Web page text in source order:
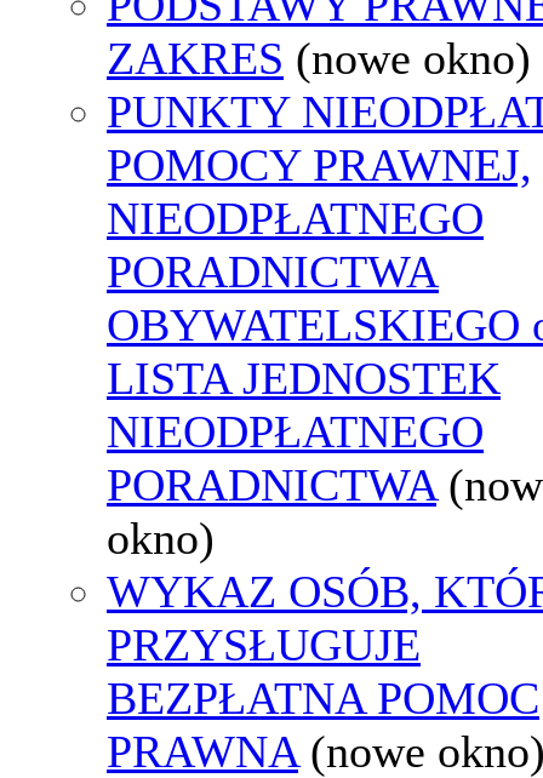
ZAKRES (nowe okno)
PUNKTY
POMOCY PRAWNEJ,
NIEODPŁATNEGO
PORADNICTWA
OBYWATELSKIEGO
LISTA JEDNOSTEK
NIEODPŁATNEGO
PORADNICTWA
okno)
WYKAZ OSÓB,
PRZYSŁUGUJE
BEZPŁATNA POMOC
PRAWNA (nowe